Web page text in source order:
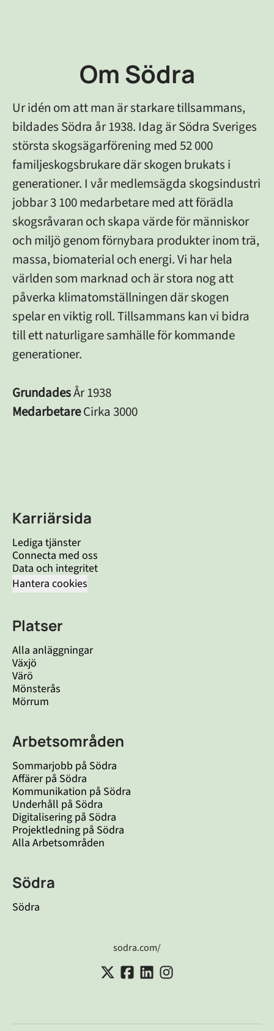
Om Södra
Ur idén om att man är starkare tillsammans,
bildades Södra år 1938. Idag är Södra Sveriges
största skogsägarförening med 52 000
familjeskogsbrukare där skogen brukats i
generationer. I vår medlemsägda skogsindustri
jobbar 3 100 medarbetare med att förädla
skogsråvaran och skapa värde för människor
och miljö genom förnybara produkter inom trä,
massa, biomaterial och energi. Vi har hela
världen som marknad och är stora nog att
påverka klimatomställningen där skogen
spelar en viktig roll. Tillsammans kan vi bidra
till ett naturligare samhälle för kommande
generationer.
GrundadesÅr 1938
MedarbetareCirka 3000
Karriärsida
Lediga tjänster
Connecta med oss
Data och integritet
Hantera cookies
Platser
Alla anläggningar
Växjö
Värö
Mönsterås
Mörrum
Arbetsområden
Sommarjobb på Södra
Affärer på Södra
Kommunikation på Södra
Underhåll på Södra
Digitalisering på Södra
Projektledning på Södra
Alla Arbetsområden
Södra
Södra
sodra.com/